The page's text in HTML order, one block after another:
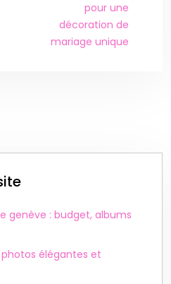
pour une
décoration de
mariage unique
genève : budget, albums
élégantes et